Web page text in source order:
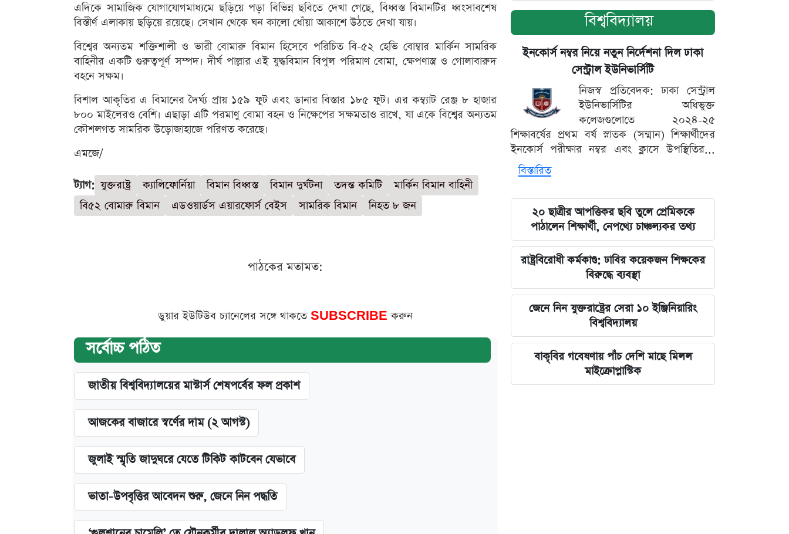
এদিকে সামাজিক যোগাযোগমাধ্যমে ছড়িয়ে পড়া বিভিন্ন ছবিতে দেখা গেছে, বিধ্বস্ত বিমানটির ধ্বংসাবশেষ
বিস্তীর্ণ এলাকায় ছড়িয়ে রয়েছে। সেখান থেকে ঘন কালো ধোঁয়া আকাশে উঠতে দেখা যায়।
বিশ্বের অন্যতম শক্তিশালী ও ভারী বোমারু বিমান হিসেবে পরিচিত বি-৫২ হেভি বোম্বার মার্কিন সামরিক
বাহিনীর একটি গুরুত্বপূর্ণ সম্পদ। দীর্ঘ পাল্লার এই যুদ্ধবিমান বিপুল পরিমাণ বোমা, ক্ষেপণাস্ত্র ও গোলাবারুদ
বহনে সক্ষম।
বিশাল আকৃতির এ বিমানের দৈর্ঘ্য প্রায় ১৫৯ ফুট এবং ডানার বিস্তার ১৮৫ ফুট। এর কম্ব্যাট রেঞ্জ ৮ হাজার
৮০০ মাইলেরও বেশি। এছাড়া এটি পরমাণু বোমা বহন ও নিক্ষেপের সক্ষমতাও রাখে, যা একে বিশ্বের অন্যতম
কৌশলগত সামরিক উড়োজাহাজে পরিণত করেছে।
এমজে/
ট্যাগ: যুক্তরাষ্ট্র ক্যালিফোর্নিয়া বিমান বিধ্বস্ত বিমান দুর্ঘটনা তদন্ত কমিটি
মার্কিন বিমান বাহিনী
বি৫২ বোমারু বিমান
এডওয়ার্ডস এয়ারফোর্স বেইস সামরিক বিমান নিহত ৮ জন
পাঠকের মতামত:
ডুয়ার ইউটিউব চ্যানেলের সঙ্গে থাকতে SUBSCRIBEকরুন
সর্বোচ্চ পঠিত
জাতীয় বিশ্ববিদ্যালয়ের মাস্টার্স শেষপর্বের ফল প্রকাশ
আজকের বাজারে স্বর্ণের দাম (২ আগস্ট)
জুলাই স্মৃতি জাদুঘরে যেতে টিকিট কাটবেন যেভাবে
ভাতা-উপবৃত্তির আবেদন শুরু, জেনে নিন পদ্ধতি
বিশ্ববিদ্যালয়
ইনকোর্স নম্বর নিয়ে নতুন নির্দেশনা দিল ঢাকা
সেন্ট্রাল ইউনিভার্সিটি
নিজস্ব প্রতিবেদক: ঢাকা সেন্ট্রাল
ইউনিভার্সিটির অধিভুক্ত
কলেজগুলোতে ২০২৪-২৫
শিক্ষাবর্ষের প্রথম বর্ষ স্নাতক (সম্মান) শিক্ষার্থীদের
ইনকোর্স পরীক্ষার নম্বর এবং ক্লাসে উপস্থিতির...
বিস্তারিত
২০ ছাত্রীর আপত্তিকর ছবি তুলে প্রেমিককে
পাঠালেন শিক্ষার্থী, নেপথ্যে চাঞ্চল্যকর তথ্য
রাষ্ট্রবিরোধী কর্মকাণ্ড: ঢাবির কয়েকজন শিক্ষকের
বিরুদ্ধে ব্যবস্থা
জেনে নিন যুক্তরাষ্ট্রের সেরা ১০ ইঞ্জিনিয়ারিং
বিশ্ববিদ্যালয়
বাকৃবির গবেষণায় পাঁচ দেশি মাছে মিলল
মাইক্রোপ্লাস্টিক